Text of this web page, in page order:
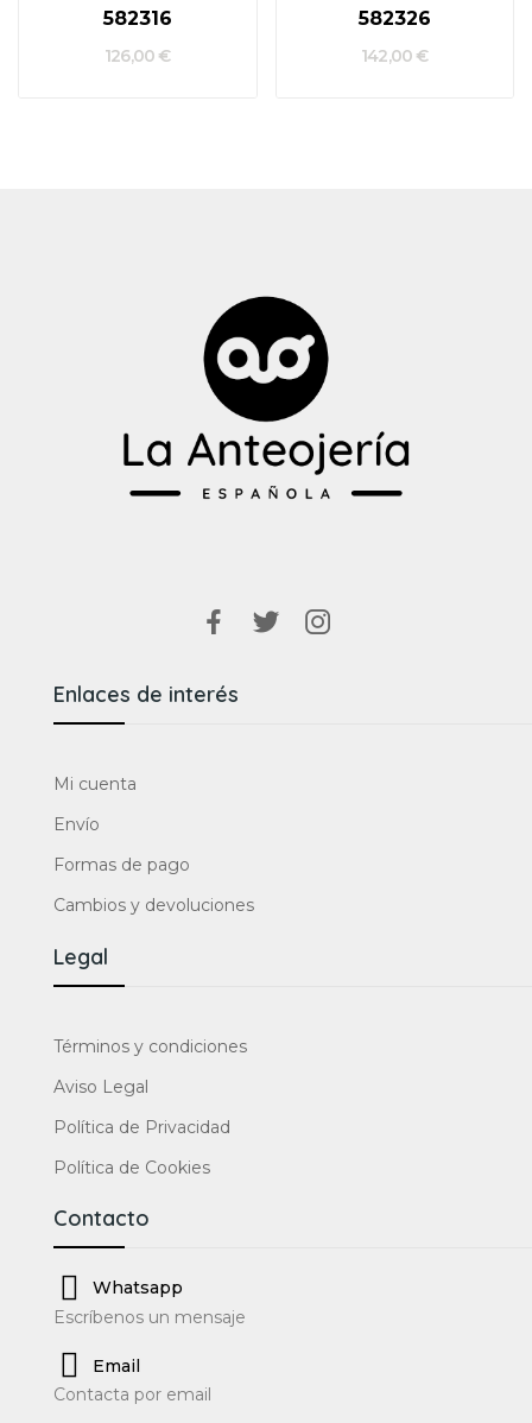
582316
126,00 €
582326
142,00 €
Enlaces de interés
Mi cuenta
Envío
Formas de pago
Cambios y devoluciones
Legal
Términos y condiciones
Aviso Legal
Política de Privacidad
Política de Cookies
Contacto
Whatsapp
Escríbenos un mensaje
Email
Contacta por email